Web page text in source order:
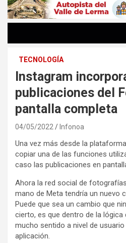
TECNOLOGÍA
Instagram
publicaciones del
pantalla completa
04/05/2022 Infonoa
Una vez más desde la
copiar una de las funciones
caso las publicaciones en
Ahora la red social de
mano de Meta tendría un nuevo
Puede que sea un cambio que
cierto, es que dentro de la
mucho sentido a nivel de
aplicación.